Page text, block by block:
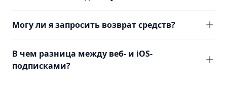
Могу ли я запросить возврат средств?
В чем разница между веб- и iOS-
подписками?